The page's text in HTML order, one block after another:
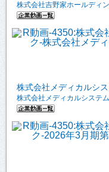
株式会社吉野家ホールディ
株式会社メディカルシス
株式会社メディカルシステ